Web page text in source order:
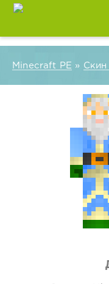
Minecraft PE » Скин